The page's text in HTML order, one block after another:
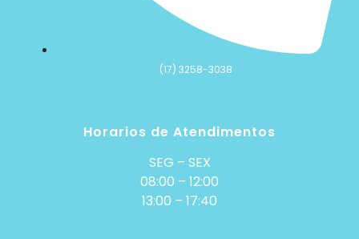
(17) 3258-3038
Horarios de Atendimentos
SEG – SEX
08:00 – 12:00
13:00 – 17:40